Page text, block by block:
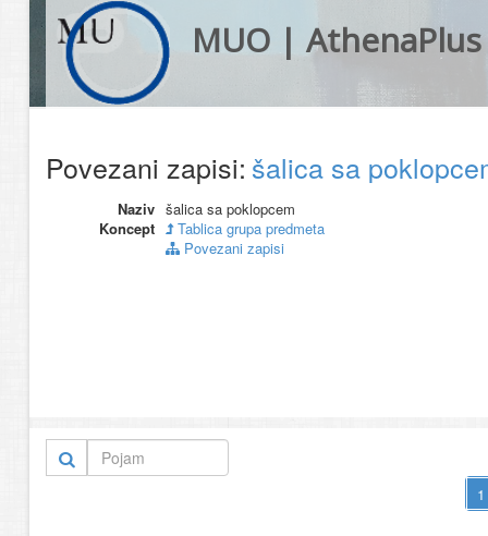
MUO | AthenaPlus
Povezani zapisi: šalica sa
Naziv šalica sa poklopcem
Koncept
Tablica grupa predmeta
Povezani zapisi